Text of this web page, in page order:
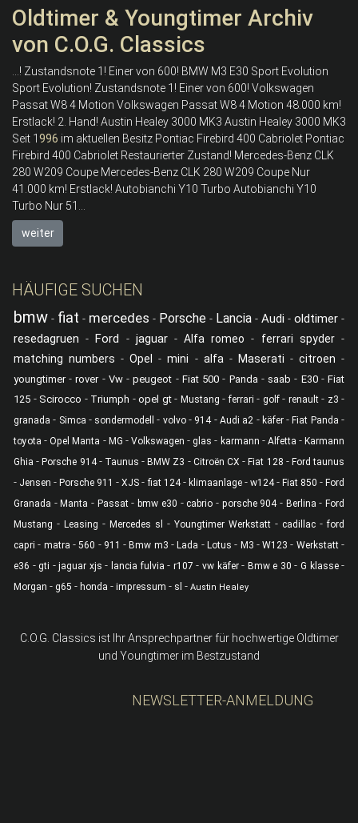
Oldtimer & Youngtimer Archiv
von C.O.G. Classics
...! Zustandsnote 1! Einer von 600! BMW M3 E30 Sport Evolution
Sport Evolution! Zustandsnote 1! Einer von 600! Volkswagen
Passat W8 4 Motion Volkswagen Passat W8 4 Motion 48.000 km!
Erstlack! 2. Hand! Austin Healey 3000 MK3 Austin Healey 3000 MK3
Seit 1 996 im aktuellen Besitz Pontiac Firebird 400 Cabriolet Pontiac
Firebird 400 Cabriolet Restaurierter Zustand! Mercedes-Benz CLK
280 W209 Coupe Mercedes-Benz CLK 280 W209 Coupe Nur
41.000 km! Erstlack! Autobianchi Y10 Turbo Autobianchi Y10
Turbo Nur 51...
weiter
HÄUFIGE SUCHEN
bmw - fiat - mercedes - Porsche - Lancia - Audi - oldtimer -
resedagruen - Ford - jaguar-Alfa romeo - ferrari spyder-
matching numbers -Opel -mini - alfa- Maserati - citroen -
youngtimer-rover- Vw-peugeot - Fiat 500 - Panda- saab - E30-Fiat
125 - Scirocco - Triumph - opel gt- Mustang -ferrari - golf- renault- z3 -
granada - Simca - sondermodell - volvo- 914- Audi a2 - käfer-Fiat Panda -
toyota -Opel Manta - MG - Volkswagen - glas - karmann - Alfetta -Karmann
Ghia -Porsche 914- Taunus -BMW Z3 - Citroën CX -Fiat 128 - Ford taunus
- Jensen -Porsche 911 -XJS -fiat 124- klimaanlage- w124- Fiat 850 -Ford
Granada -Manta - Passat-bmw e30 -cabrio - porsche 904- Berlina - Ford
Mustang - Leasing - Mercedes sl - Youngtimer Werkstatt - cadillac -ford
capri - matra -560 - 911 -Bmw m3 -Lada - Lotus - M3 -W123 - Werkstatt-
e36 - gti -jaguar xjs - lancia fulvia - r107 - vw käfer- Bmw e 30 - G klasse-
Morgan - g65 - honda - impressum - sl - Austin Healey
C.O.G. Classics ist Ihr Ansprechpartner für hochwertige Oldtimer
und Youngtimer im Bestzustand
NEWSLETTER-ANMELDUNG